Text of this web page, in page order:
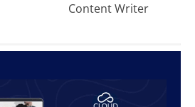
Content Writer